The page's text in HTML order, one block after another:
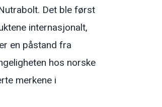
Det ble først
internasjonalt,
en påstand fra
hos norske
merkene i